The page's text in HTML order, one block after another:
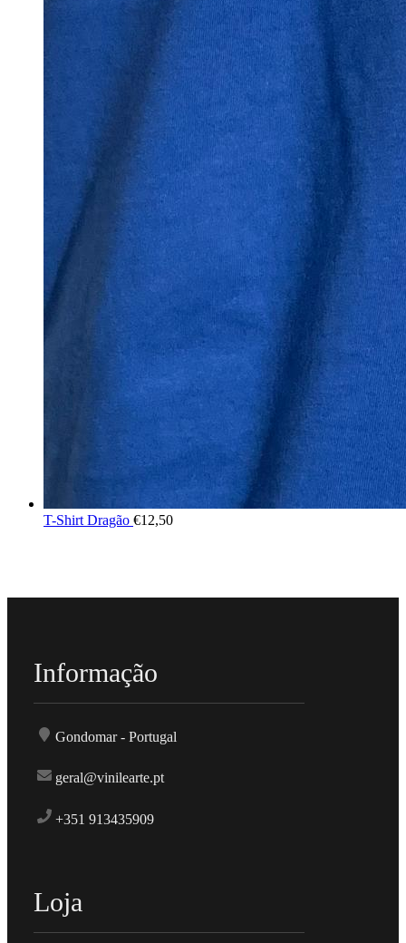
T-Shirt Dragão €12,50
Informação
Gondomar - Portugal
geral@vinilearte.pt
+351 913435909
Loja